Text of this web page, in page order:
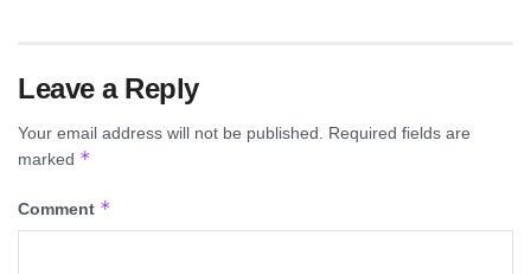
Leave a Reply
Your email address will not be published. Required fields are
marked *
Comment *